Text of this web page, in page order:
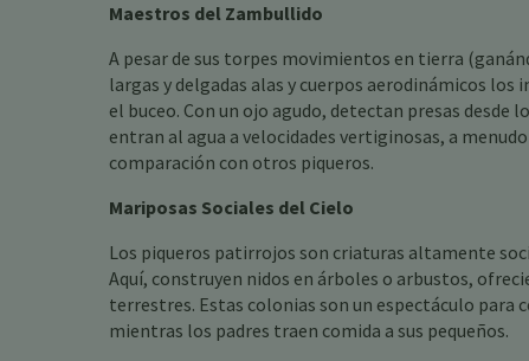
Maestros del Zambullido
A pesar de sus torpes movimientos en tierra
largas y delgadas alas y cuerpos aerodinámicos
el buceo. Con un ojo agudo, detectan presas
entran al agua a velocidades vertiginosas, a
comparación con otros piqueros.
Mariposas Sociales del Cielo
Los piqueros patirrojos son criaturas altamente
Aquí, construyen nidos en árboles o arbustos,
terrestres. Estas colonias son un espectáculo
mientras los padres traen comida a sus pequeños.